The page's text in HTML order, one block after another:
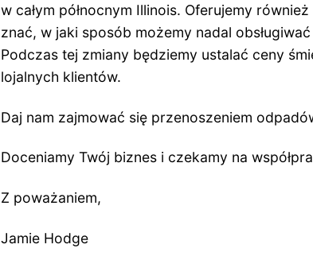
w całym północnym Illinois. Oferujemy
znać, w jaki sposób możemy nadal
Podczas tej zmiany będziemy ustalać ceny
lojalnych klientów.
Daj nam zajmować się przenoszeniem
Doceniamy Twój biznes i czekamy na
Z poważaniem,
Jamie Hodge